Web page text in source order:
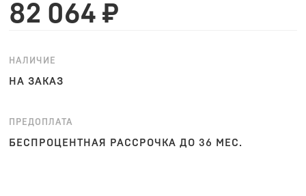
82 064 ₽
НАЛИЧИЕ
НА ЗАКАЗ
ПРЕДОПЛАТА
БЕСПРОЦЕНТНАЯ РАССРОЧКА ДО 36 МЕС.